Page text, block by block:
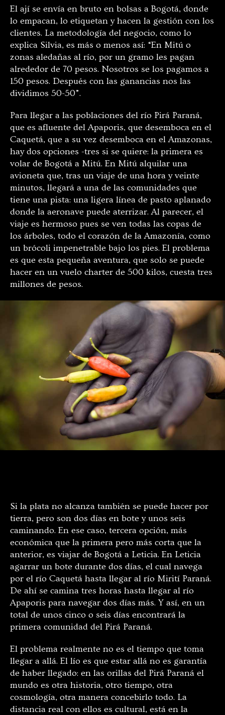
El ají se envía en bruto en bolsas a Bogotá, donde
lo empacan, lo etiquetan y hacen la gestión con los
clientes. La metodología del negocio, como lo
explica Silvia, es más o menos así: “En Mitú o
zonas aledañas al río, por un gramo les pagan
alrededor de 70 pesos. Nosotros se los pagamos a
150 pesos. Después con las ganancias nos las
dividimos 50-50”.
Para llegar a las poblaciones del río Pirá Paraná,
que es afluente del Apaporis, que desemboca en el
Caquetá, que a su vez desemboca en el Amazonas,
hay dos opciones -tres si se quiere: la primera es
volar de Bogotá a Mitú. En Mitú alquilar una
avioneta que, tras un viaje de una hora y veinte
minutos, llegará a una de las comunidades que
tiene una pista: una ligera línea de pasto aplanado
donde la aeronave puede aterrizar. Al parecer, el
viaje es hermoso pues se ven todas las copas de
los árboles, todo el corazón de la Amazonía, como
un brócoli impenetrable bajo los pies. El problema
es que esta pequeña aventura, que solo se puede
hacer en un vuelo charter de 500 kilos, cuesta tres
millones de pesos.
Si la plata no alcanza también se puede hacer por
tierra, pero son dos días en bote y unos seis
caminando. En ese caso, tercera opción, más
económica que la primera pero más corta que la
anterior, es viajar de Bogotá a Leticia. En Leticia
agarrar un bote durante dos días, el cual navega
por el río Caquetá hasta llegar al río Mirití Paraná.
De ahí se camina tres horas hasta llegar al río
Apaporis para navegar dos días más. Y así, en un
total de unos cinco o seis días encontrará la
primera comunidad del Pirá Paraná.
El problema realmente no es el tiempo que toma
llegar a allá. El lío es que estar allá no es garantía
de haber llegado: en las orillas del Pirá Paraná el
mundo es otra historia, otro tiempo, otra
cosmología, otra manera concebirlo todo. La
distancia real con ellos es cultural, está en la